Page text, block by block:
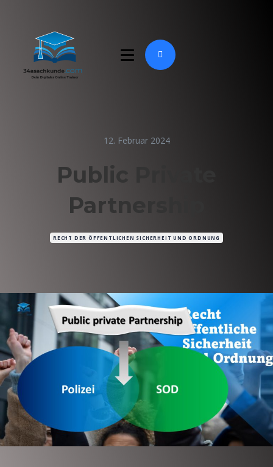
12. Februar 2024
Public Private
Partnership
RECHT DER ÖFFENTLICHEN SICHERHEIT UND ORDNUNG